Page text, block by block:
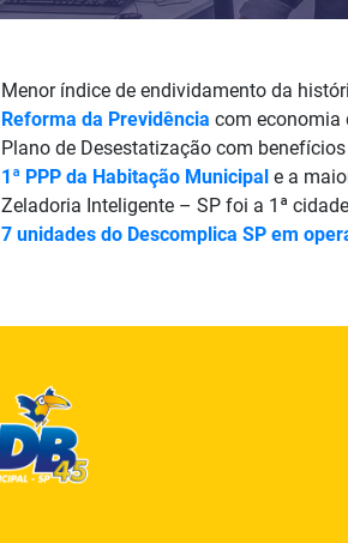
Menor índice de endividamento da
Reforma da Previdência com economia
Plano de Desestatização com
1ª PPP da Habitação Municipal e a
Zeladoria Inteligente – SP foi a 1ª
7 unidades do Descomplica SP em